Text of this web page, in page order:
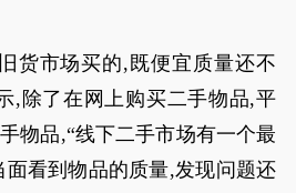
货市场买的,既便宜质量还不
,除了在网上购买二手物品,平
物品,“线下二手市场有一个最
看到物品的质量,发现问题还